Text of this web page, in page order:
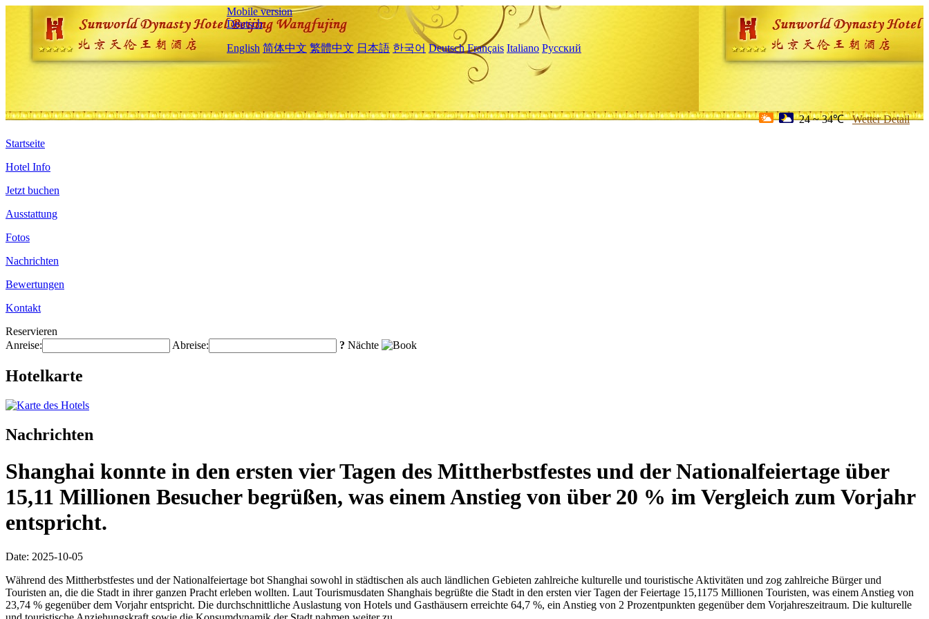
Mobile version
Deutsch
English 简体中文 繁體中文 日本語 한국어 Deutsch Français Italiano Русский
24 ~ 34℃ Wetter Detail
Startseite
Hotel Info
Jetzt buchen
Ausstattung
Fotos
Nachrichten
Bewertungen
Kontakt
Reservieren
Anreise:
Abreise: ? Nächte
Hotelkarte
Nachrichten
Shanghai konnte in den ersten vier Tagen des Mittherbstfestes und der Nationalfeiertage über
15,11 Millionen Besucher begrüßen, was einem Anstieg von über 20 % im Vergleich zum Vorjahr
entspricht.
Date: 2025-10-05
Während des Mittherbstfestes und der Nationalfeiertage bot Shanghai sowohl in städtischen als auch ländlichen Gebieten zahlreiche kulturelle und touristische Aktivitäten und zog zahlreiche Bürger und
Touristen an, die die Stadt in ihrer ganzen Pracht erleben wollten. Laut Tourismusdaten Shanghais begrüßte die Stadt in den ersten vier Tagen der Feiertage 15,1175 Millionen Touristen, was einem Anstieg von
23,74 % gegenüber dem Vorjahr entspricht. Die durchschnittliche Auslastung von Hotels und Gasthäusern erreichte 64,7 %, ein Anstieg von 2 Prozentpunkten gegenüber dem Vorjahreszeitraum. Die kulturelle